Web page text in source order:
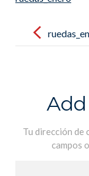
navigation
Tu dirección de
campos